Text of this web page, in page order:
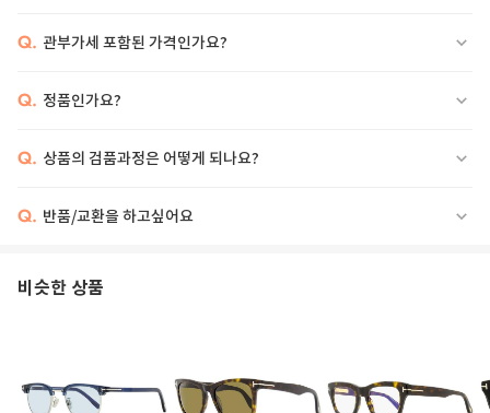
Q. 관부가세 포함된 가격인가요?
Q. 정품인가요?
Q. 상품의 검품과정은 어떻게 되나요?
Q. 반품/교환을 하고싶어요
비슷한 상품